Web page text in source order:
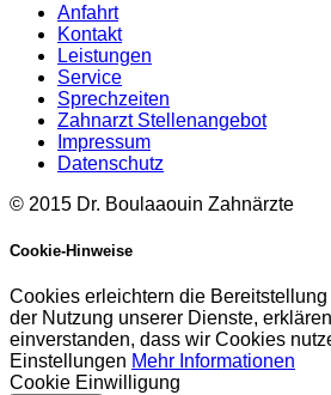
Anfahrt
Kontakt
Leistungen
Service
Sprechzeiten
Zahnarzt Stellenangebot
Impressum
Datenschutz
© 2015 Dr. Boulaaouin Zahnärzte
Cookie-Hinweise
Cookies erleichtern die
der Nutzung unserer Dienste,
einverstanden, dass wir Cookies
Einstellungen Mehr Informationen
Cookie Einwilligung